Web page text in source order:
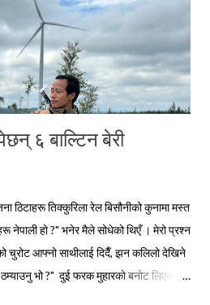
६ बाल्टिन बेरी
ठिटाहरू तिक्कुरिला रेल बिसौनीको कुनामा मस्त
नेपाली हो ?" भनेर मैले सोधेको थिएँ । मेरो प्रश्न
चुरोट आफ्नो साथीलाई दिदैँ, झन कलिलो देखिने
भो ?" दुई फरक मुहारको बनोट लिएका